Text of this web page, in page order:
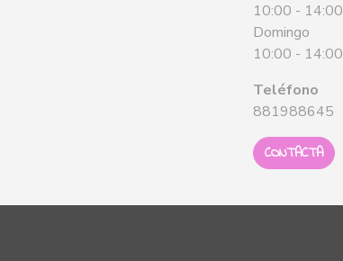
10:00 - 14:00
Domingo
10:00 - 14:00
Teléfono
881988645
CONTACTA